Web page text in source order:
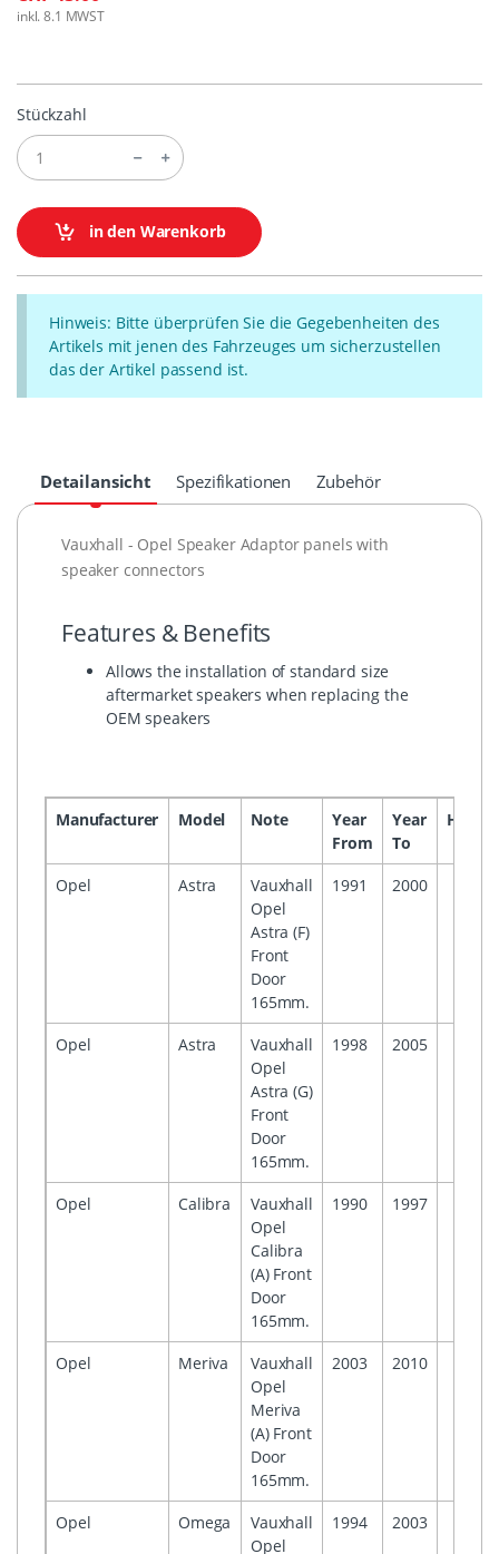
inkl. 8.1 MWST
Stückzahl
in den Warenkorb
Hinweis: Bitte überprüfen Sie die Gegebenheiten des
Artikels mit jenen des Fahrzeuges um sicherzustellen
das der Artikel passend ist.
Detailansicht Spezifikationen Zubehör
Vauxhall - Opel Speaker Adaptor panels with
speaker connectors
Features & Benefits
Allows the installation of standard size
aftermarket speakers when replacing the
OEM speakers
Manufacturer Model Note
Year
From
Year
To
Opel Astra
Vauxhall
Opel
Astra (F)
Front
Door
165mm.
1991 2000
Opel Astra
Vauxhall
Opel
Astra (G)
Front
Door
165mm.
1998 2005
Opel Calibra
Vauxhall
Opel
Calibra
(A) Front
Door
165mm.
1990 1997
Opel Meriva
Vauxhall
Opel
Meriva
(A) Front
Door
165mm.
2003 2010
Opel Omega
Vauxhall
Opel
1994 2003